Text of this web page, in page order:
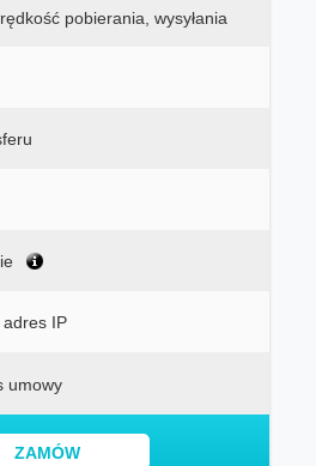
pobierania, wysyłania
adres IP
umowy
ZAMÓW